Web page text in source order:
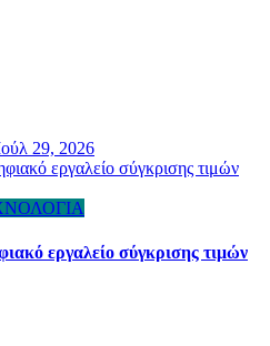
29, 2026
εργαλείο σύγκρισης τιμών